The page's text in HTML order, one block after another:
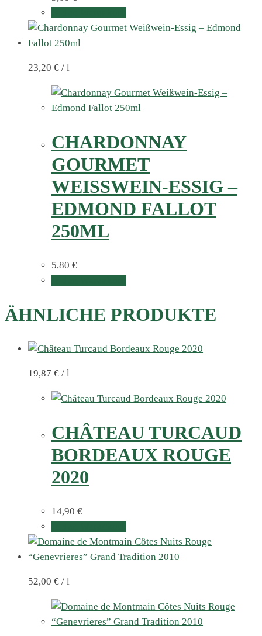
23,20 € / l
CHARDONNAY
GOURMET
WEISSWEIN-ESSIG – E
DMOND FALLOT 2
50ML
5,80 €
ÄHNLICHE PRODUKTE
19,87 € / l
CHÂTEAU TURCAUD
BORDEAUX ROUGE
2020
14,90 €
52,00 € / l